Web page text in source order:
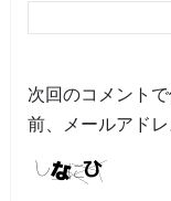
次回のコメント
前、メールアドレ